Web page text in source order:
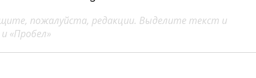
пожалуйста, редакции. Выделите текст и
«Пробел»